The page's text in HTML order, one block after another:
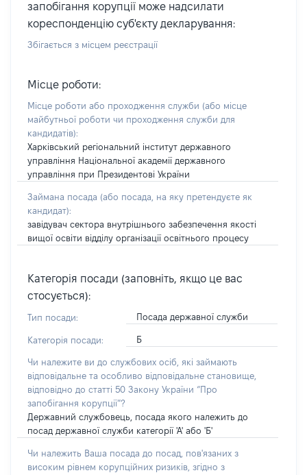
запобігання корупції може надсилати
кореспонденцію суб'єкту декларування:
Збігається з місцем реєстрації
Місце роботи:
Місце роботи або проходження служби (або місце
майбутньої роботи чи проходження служби для
кандидатів):
Харківський регіональний інститут державного
управління Національної академії державного
управління при Президентові України
Займана посада (або посада, на яку претендуєте як
кандидат):
завідувач сектора внутрішнього забезпечення якості
вищої освіти відділу організації освітнього процесу
Категорія посади (заповніть, якщо це вас
стосується):
Тип посади: Посада державної служби
Категорія посади: Б
Чи належите ви до службових осіб, які займають
відповідальне та особливо відповідальне становище,
відповідно до статті 50 Закону України “Про
запобігання корупції”?
Державний службовець, посада якого належить до
посад державної служби категорії 'А' або 'Б'
Чи належить Ваша посада до посад, пов'язаних з
високим рівнем корупційних ризиків, згідно з